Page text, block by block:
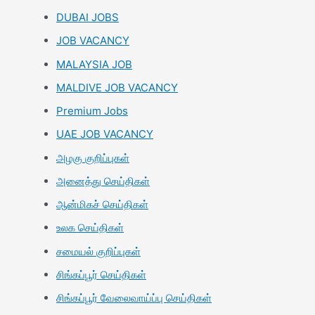
DUBAI JOBS
JOB VACANCY
MALAYSIA JOB
MALDIVE JOB VACANCY
Premium Jobs
UAE JOB VACANCY
அழகு குறிப்புகள்
அனைத்து செய்திகள்
ஆன்மிகச் செய்திகள்
உலக செய்திகள்
சமையல் குறிப்புகள்
சிங்கப்பூர் செய்திகள்
சிங்கப்பூர் வேலைவாய்ப்பு செய்திகள்